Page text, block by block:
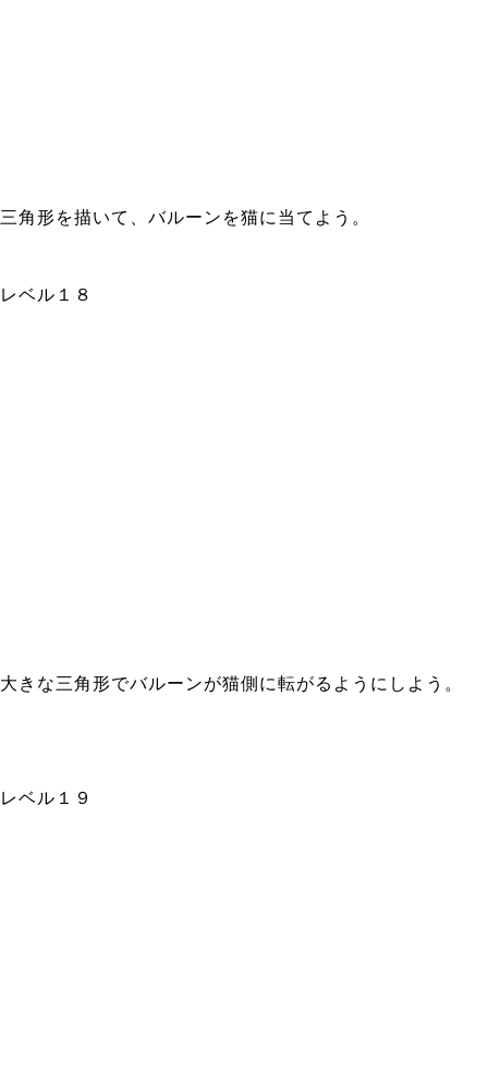
三角形を描いて、バルーンを猫に当てよう。
レベル１８
大きな三角形でバルーンが猫側に転がるようにしよう。
レベル１９